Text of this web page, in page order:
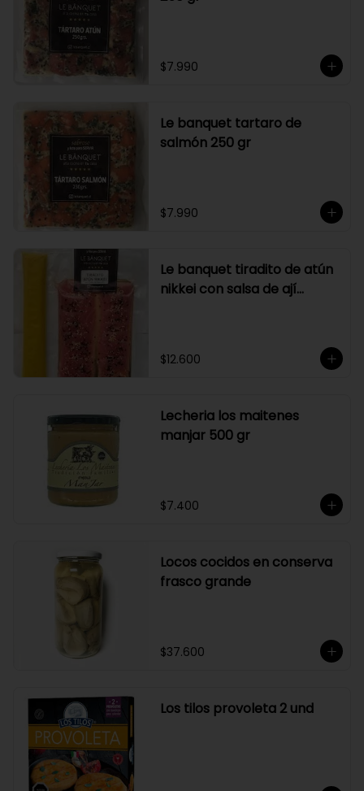
$7.990
Le banquet tartaro de
salmón 250 gr
$7.990
Le banquet tiradito de atún
nikkei con salsa de ají
$12.600
Lecheria los maitenes
manjar 500 gr
$7.400
Locos cocidos en conserva
frasco grande
$37.600
Los tilos provoleta 2 und